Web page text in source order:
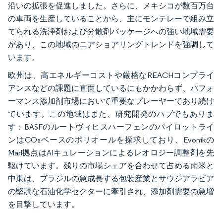
沿いの拡張を促進しました。さらに、メキシコが数百万台
の車両を生産していることから、主にモンテレーで組み立
てられる洗浄剤および分散剤パッケージへの強い地域需要
があり、この地域のニアショアリングトレンドを強調して
います。
欧州は、高エネルギーコストや厳格なREACHコンプライ
アンスなどの課題に直面しているにもかかわらず、パフォ
ーマンス添加剤市場において重要なプレーヤーであり続け
ています。この地域はまた、研究開発のハブでもありま
す：BASFのルートヴィヒスハーフェンのパイロットライ
ンはCO₂ベースのポリオールを探求しており、Evonikの
Marl拠点はAIキュレーションによるレオロジー調整剤を先
駆けています。残りの市場シェアを合わせて占める南米と
中東は、ブラジルの急成長する包装産業とサウジアラビア
の堅調な石油化学セクターに牽引され、添加剤需要の急増
を目撃しています。